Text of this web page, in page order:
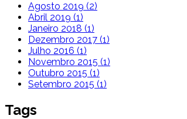
Agosto 2019 (2)
Abril 2019 (1)
Janeiro 2018 (1)
Dezembro 2017 (1)
Julho 2016 (1)
Novembro 2015 (1)
Outubro 2015 (1)
Setembro 2015 (1)
Tags